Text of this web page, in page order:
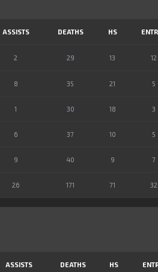
ASSISTS DEATHS HS
2 29 13 12
8 35 21 5
1 30 18 3
6 37 10 5
9 40 9 7
26 171 71 32
ASSISTS DEATHS HS